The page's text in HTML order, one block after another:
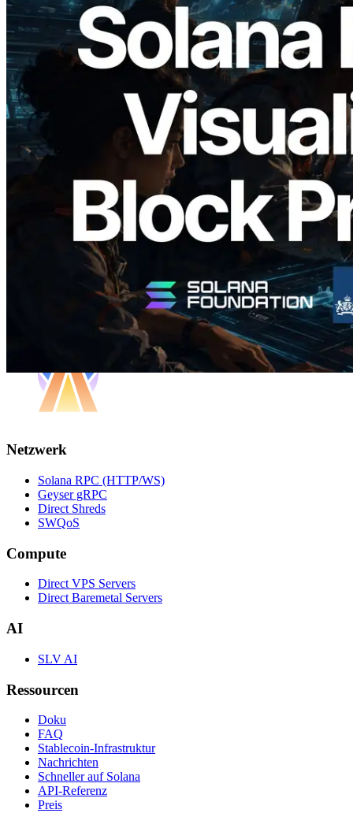
2026.05.24
Validators Solutions veröffentlicht Solana
Block Analyzer – Visualisierung der
Blockproduktionszeit pro Slot und der
zugewiesenen Validatoren
Netzwerk
Solana RPC (HTTP/WS)
Geyser gRPC
Direct Shreds
SWQoS
Compute
Direct VPS Servers
Direct Baremetal Servers
AI
SLV AI
Ressourcen
Doku
FAQ
Stablecoin-Infrastruktur
Nachrichten
Schneller auf Solana
API-Referenz
Preis